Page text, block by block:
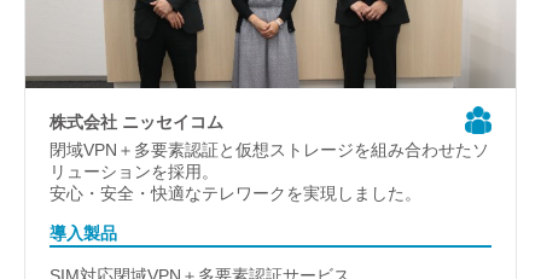
株式会社 ニッセイコム
閉域VPN＋多要素認証と仮想ストレージを組み合わせたソ
リューションを採用。
安心・安全・快適なテレワークを実現しました。
導入製品